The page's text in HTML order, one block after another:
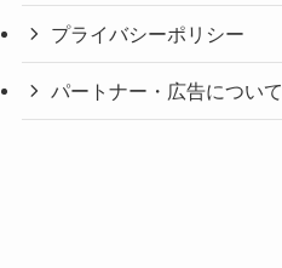
プライバシーポリシー
パートナー・広告について